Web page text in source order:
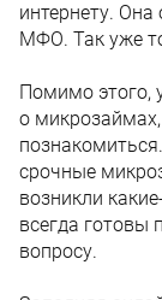
интернету. Она
МФО. Так уже
Помимо этого,
о
срочные
возникли
всегда готовы
вопросу.